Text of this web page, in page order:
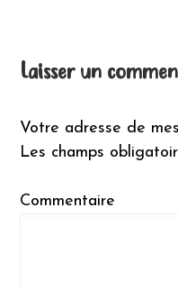
l’article
Laisser un
Votre adresse de
Les champs
Commentaire